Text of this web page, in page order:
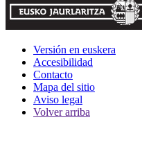
Versión en euskera
Accesibilidad
Contacto
Mapa del sitio
Aviso legal
Volver arriba